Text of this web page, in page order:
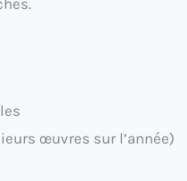
œuvres sur l’année)